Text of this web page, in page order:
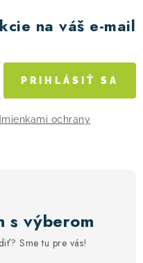
na váš e-mail
ochrany
PRIHLÁSIŤ SA
s výberom
Sme tu pre vás!